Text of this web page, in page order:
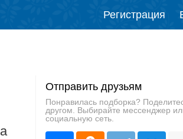
Регистрация
Отправить друзьям
Понравилась подборка?
другом. Выбирайте мессенджер
социальную сеть.